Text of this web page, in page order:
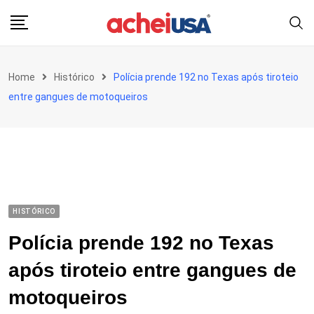
Home Histórico
Polícia prende 192 no Texas após tiroteio
entre gangues de motoqueiros
HISTÓRICO
Polícia prende 192 no Texas
após tiroteio entre gangues de
motoqueiros